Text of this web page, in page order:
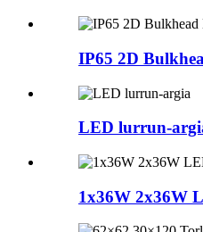
IP65 2D
LED lurrun-
1x36W 2x36W